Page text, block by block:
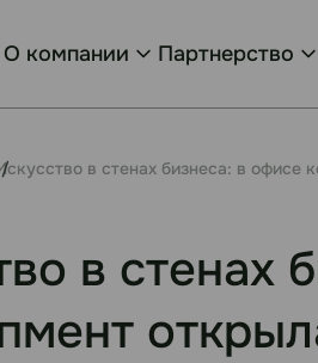
О компании Партнерство
в стенах бизнеса: в
в стенах